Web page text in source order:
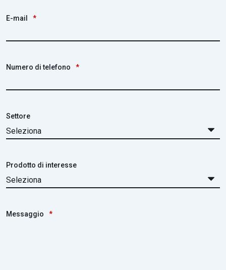
E-mail *
Numero di telefono *
Settore
Prodotto di interesse
Messaggio *